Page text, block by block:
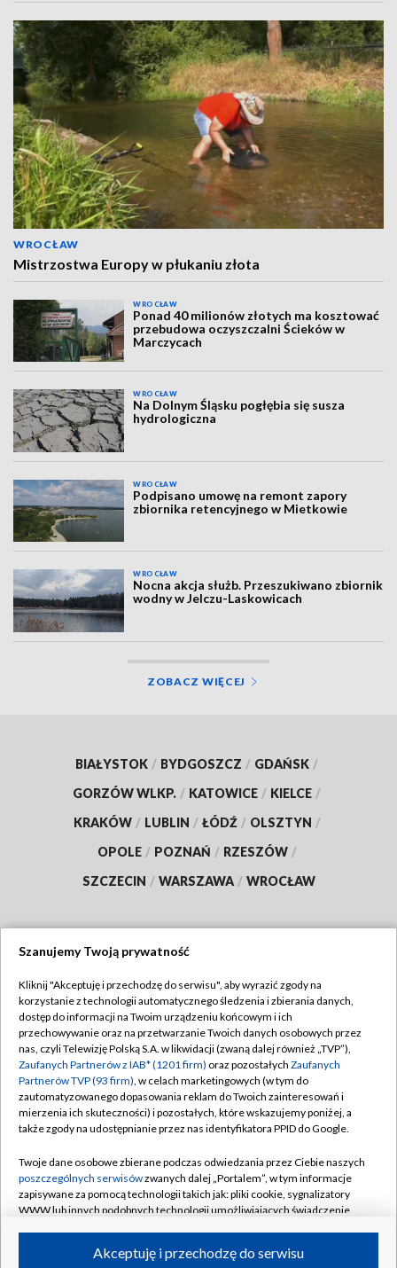
WROCŁAW
Mistrzostwa Europy w płukaniu złota
WROCŁAW
Ponad 40 milionów złotych ma kosztować
przebudowa oczyszczalni Ścieków w
Marczycach
WROCŁAW
Na Dolnym Śląsku pogłębia się susza
hydrologiczna
WROCŁAW
Podpisano umowę na remont zapory
zbiornika retencyjnego w Mietkowie
WROCŁAW
Nocna akcja służb. Przeszukiwano zbiornik
wodny w Jelczu-Laskowicach
ZOBACZ WIĘCEJ
BIAŁYSTOK / BYDGOSZCZ / GDAŃSK /
GORZÓW WLKP. / KATOWICE / KIELCE /
KRAKÓW / LUBLIN / ŁÓDŹ / OLSZTYN /
OPOLE / POZNAŃ / RZESZÓW /
SZCZECIN / WARSZAWA / WROCŁAW
TVP
Abonament TVP
Emisja w TVP
Centrum informacji TVP
Naziemna Telewizja Cyfrowa
Rada Programowa
System NOS
Informacje o nadawcy
Program dla prasy
Regulamin TVP
Polityka prywatności
Moje zgody
Pomoc
Kontakt
Kanały
Szanujemy Twoją prywatność
Kliknij "Akceptuję i przechodzę do serwisu", aby wyrazić zgody na
korzystanie z technologii automatycznego śledzenia i zbierania danych,
dostęp do informacji na Twoim urządzeniu końcowym i ich
przechowywanie oraz na przetwarzanie Twoich danych osobowych przez
nas, czyli Telewizję Polską S.A. w likwidacji (zwaną dalej również „TVP”),
Zaufanych Partnerów z IAB* (1201 firm) oraz pozostałych Zaufanych
Partnerów TVP (93 firm), w celach marketingowych (w tym do
zautomatyzowanego dopasowania reklam do Twoich zainteresowań i
mierzenia ich skuteczności) i pozostałych, które wskazujemy poniżej, a
także zgody na udostępnianie przez nas identyfikatora PPID do Google.
Twoje dane osobowe zbierane podczas odwiedzania przez Ciebie naszych
poszczególnych serwisówzwanych dalej „Portalem”, w tym informacje
zapisywane za pomocą technologii takich jak: pliki cookie, sygnalizatory
WWW lub innych podobnych technologii umożliwiających świadczenie
ruchu w Internecie.Akceptuję i przechodzę do serwisu